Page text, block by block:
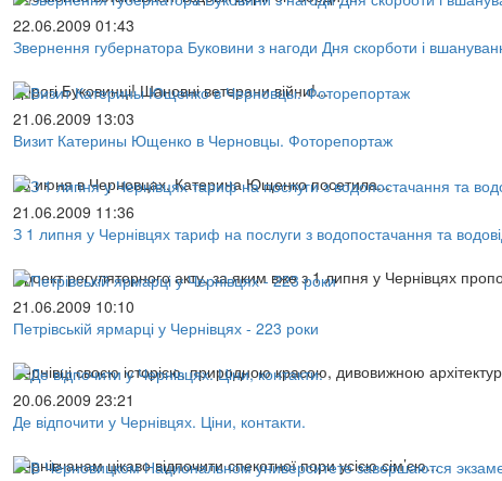
22.06.2009 01:43
Звернення губернатора Буковини з нагоди Дня скорботи і
Дорогі Буковинці! Шановні ветерани війни!...
21.06.2009 13:03
Визит Катерины Ющенко в Черновцы. Фоторепортаж
18 июня в Черновцах, Катерина Ющенко посетила...
21.06.2009 11:36
З 1 липня у Чернівцях тариф на послуги з водопостачання та
Проект регуляторного акту, за яким вже з 1 липня у Чернівцях
21.06.2009 10:10
Петрівській ярмарці у Чернівцях - 223 роки
Чернівці своєю історією, природною красою, дивовижною
20.06.2009 23:21
Де відпочити у Чернівцях. Ціни, контакти.
Чернівчанам цікаво відпочити спекотної пори усією сім’єю...